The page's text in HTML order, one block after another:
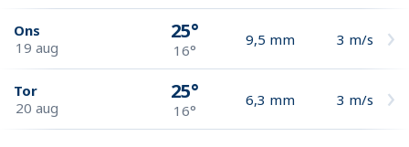
Ons
19 aug
25°
16°
9,5 mm 3 m/s
Tor
20 aug
25°
16°
6,3 mm 3 m/s